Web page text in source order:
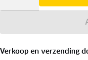
Verkoop en verzending